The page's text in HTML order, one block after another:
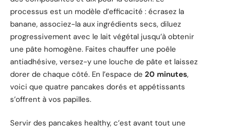
processus est un modèle d’efficacité : écrasez la
banane, associez-la aux ingrédients secs, diluez
progressivement avec le lait végétal jusqu’à obtenir
une pâte homogène. Faites chauffer une poêle
antiadhésive, versez-y une louche de pâte et laissez
dorer de chaque côté. En l’espace de 20 minutes,
voici que quatre pancakes dorés et appétissants
s’offrent à vos papilles.
Servir des pancakes healthy, c’est avant tout une